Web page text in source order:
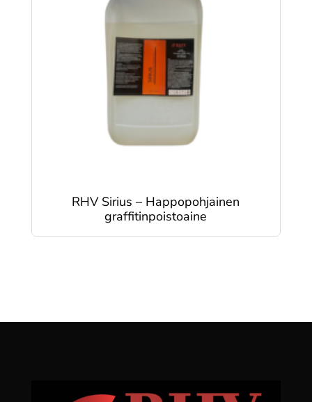
RHV Sirius – Happopohjainen
graffitinpoistoaine